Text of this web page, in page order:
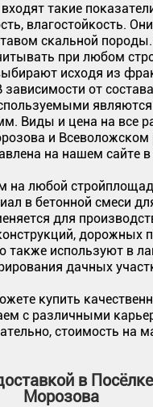
такие
влагостойкость. Они
скальной
при любом
исходя из
зависимости от
Виды и цена на все
и Всеволожском
на нашем сайте в
на любой
в бетонной смеси
для
дорожных
также используют в
дачных
купить
с различными
стоимость на
в
Морозова